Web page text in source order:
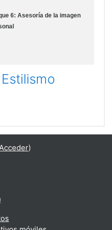
6: Asesoría de la imagen
)